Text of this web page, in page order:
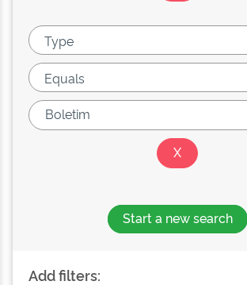
Start a new search
Add filters: